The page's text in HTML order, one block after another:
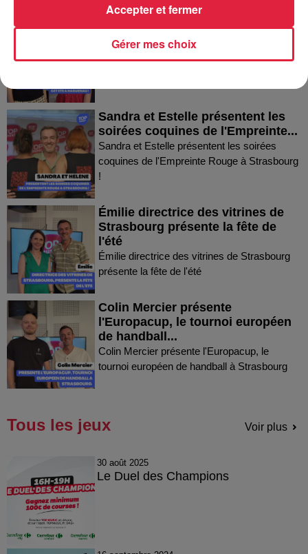
Fanny nous présente le festival Festimania !
Sandra et Estelle présentent les
soirées coquines de l'Empreinte...
Sandra et Estelle présentent les soirées
coquines de l'Empreinte Rouge à Strasbourg
!
Émilie directrice des vitrines de
Strasbourg présente la fête de
l'été
Émilie directrice des vitrines de Strasbourg
présente la fête de l'été
Colin Mercier présente
l'Europacup, le tournoi européen
de handball...
Colin Mercier présente l'Europacup, le
tournoi européen de handball à Strasbourg
Tous les jeux Voir plus
30 août 2025
Le Duel des Champions
Gérer mes choix
Accepter et fermer